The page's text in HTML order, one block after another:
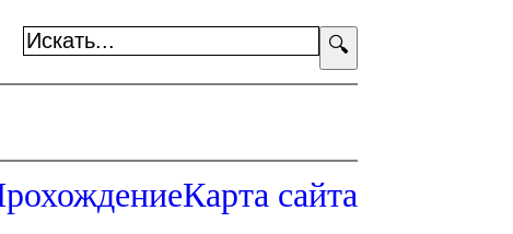
🔍
Карта сайта